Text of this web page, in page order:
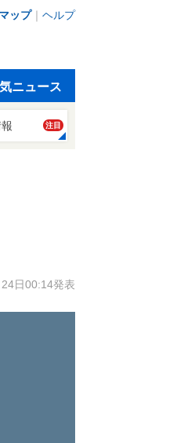
ップ｜ ヘルプ
ニュース
注目
日00:14発表